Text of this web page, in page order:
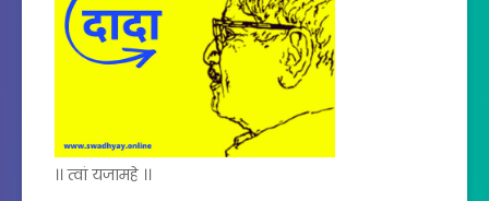
।। त्वां यजामहे ।।